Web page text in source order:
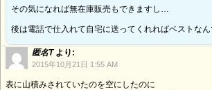
その気になれば無在庫販売もできますし…
後は電話で仕入れて自宅に送ってくれればベストな
匿名T より:
2015年10月21日 1:55 AM
表に山積みされていたのを空にしたのに